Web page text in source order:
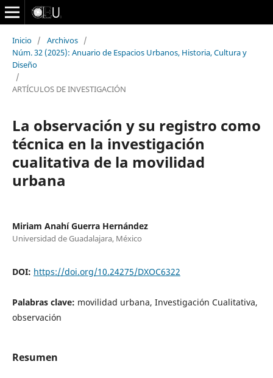
Inicio / Archivos /
Núm. 32 (2025): Anuario de Espacios Urbanos, Historia, Cultura y
Diseño
/
ARTÍCULOS DE INVESTIGACIÓN
La observación y su registro como
técnica en la investigación
cualitativa de la movilidad
urbana
Miriam Anahí Guerra Hernández
Universidad de Guadalajara, México
DOI: https://doi.org/10.24275/DXOC6322
Palabras clave: movilidad urbana, Investigación Cualitativa,
observación
Resumen